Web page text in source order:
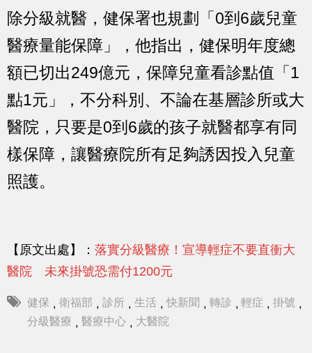
除分級就醫，健保署也規劃「0到6歲兒童
醫療量能保障」，他指出，健保明年度總
額已切出249億元，保障兒童看診點值「1
點1元」，不分科別、不論在基層診所或大
醫院，只要是0到6歲的孩子就醫都享有同
樣保障，讓醫療院所有足夠誘因投入兒童
照護。
【原文出處】： 落實分級醫療！宣導輕症不要直衝大
醫院 未來掛號恐需付1200元
健保 , 衛福部 , 診所 , 生活 , 快新聞 , 轉診 , 輕症 , 掛號 ,
分級醫療 , 醫療中心 , 大醫院